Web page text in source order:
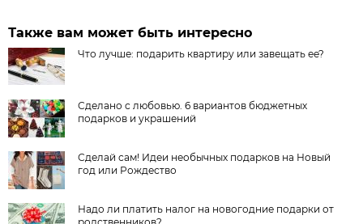
Также вам может быть интересно
Что лучше: подарить квартиру или завещать ее?
Сделано с любовью. 6 вариантов бюджетных
подарков и украшений
Сделай сам! Идеи необычных подарков на Новый
год или Рождество
Надо ли платить налог на новогодние подарки от